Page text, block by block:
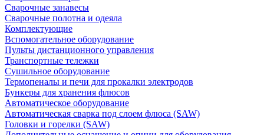
Сварочные занавесы
Сварочные полотна и одеяла
Комплектующие
Вспомогательное оборудование
Пульты дистанционного управления
Транспортные тележки
Сушильное оборудование
Термопеналы и печи для прокалки электродов
Бункеры для хранения флюсов
Автоматическое оборудование
Автоматическая сварка под слоем флюса (SAW)
Головки и горелки (SAW)